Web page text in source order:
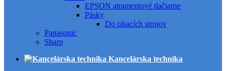
EPSON atramentové tlačiarne
Pásky
Do písacích strojov
Panasonic
Sharp
Kancelárska technika